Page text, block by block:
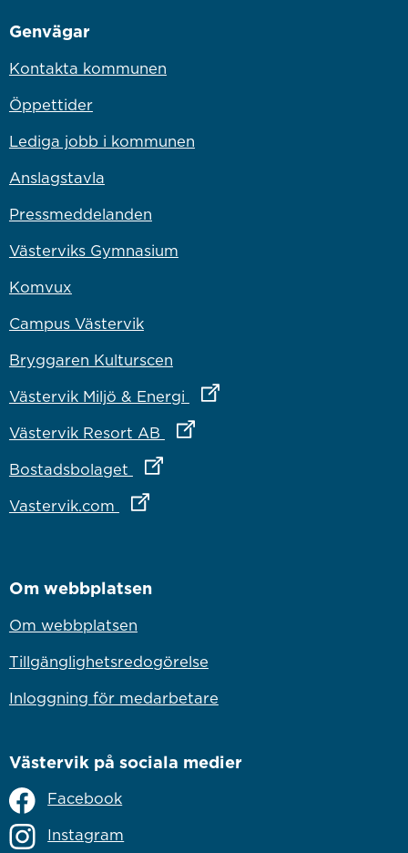
Genvägar
Kontakta kommunen
Öppettider
Lediga jobb i kommunen
Anslagstavla
Pressmeddelanden
Västerviks Gymnasium
Komvux
Campus Västervik
Bryggaren Kulturscen
Västervik Miljö & Energi
Länk till annan webbplats
Västervik Resort AB Länk till annan webbplats
Bostadsbolaget Länk till annan webbplats
Vastervik.com Länk till annan webbplats
Om webbplatsen
Om webbplatsen
Tillgänglighetsredogörelse
Inloggning för medarbetare
Västervik på sociala medier
Facebook
Instagram